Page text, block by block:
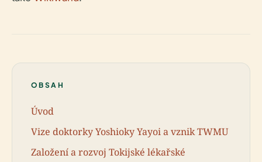
OBSAH
Úvod
Vize doktorky Yoshioky Yayoi a vznik TWMU
Založení a rozvoj Tokijské lékařské